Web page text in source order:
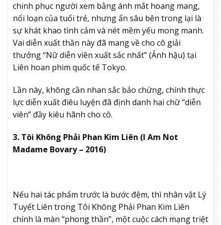
chinh phục người xem bằng ánh mắt hoang mang,
nổi loạn của tuổi trẻ, nhưng ẩn sâu bên trong lại là
sự khát khao tình cảm và nét mềm yếu mong manh.
Vai diễn xuất thần này đã mang về cho cô giải
thưởng “Nữ diễn viên xuất sắc nhất” (Ảnh hậu) tại
Liên hoan phim quốc tế Tokyo.
Lần này, không cần nhan sắc bảo chứng, chính thực
lực diễn xuất điêu luyện đã định danh hai chữ “diễn
viên” đầy kiêu hãnh cho cô.
3. Tôi Không Phải Phan Kim Liên (I Am Not
Madame Bovary – 2016)
Nếu hai tác phẩm trước là bước đệm, thì nhân vật Lý
Tuyết Liên trong Tôi Không Phải Phan Kim Liên
chính là màn “phong thần”, một cuộc cách mạng triệt